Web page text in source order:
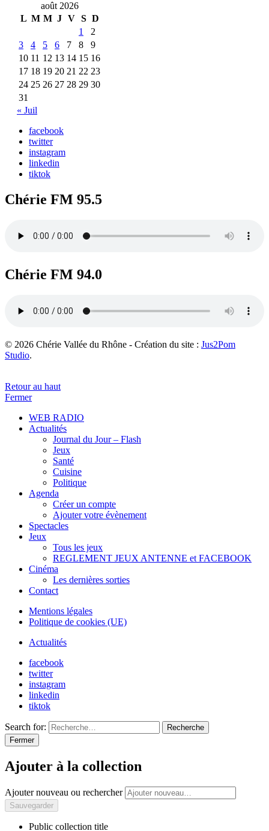
août 2026
L M M J V S D
1
2
3
4 5 6 7 8
9
10 11 12 13 14 15 16
17 18 19 20 21 22 23
24 25 26 27 28 29 30
31
« Juil
facebook
twitter
instagram
linkedin
tiktok
Chérie FM 95.5
Chérie FM 94.0
© 2026 Chérie Vallée du Rhône - Création du site : Jus2Pom
Studio.
Retour au haut
Fermer
WEB RADIO
Actualités
Journal du Jour – Flash
Jeux
Santé
Cuisine
Politique
Agenda
Créer un compte
Ajouter votre évènement
Spectacles
Jeux
Tous les jeux
REGLEMENT JEUX ANTENNE et FACEBOOK
Cinéma
Les dernières sorties
Contact
Mentions légales
Politique de cookies (UE)
Actualités
facebook
twitter
instagram
linkedin
tiktok
Search for:
Recherche
Fermer
Ajouter à la collection
Ajouter nouveau ou rechercher
Public collection title